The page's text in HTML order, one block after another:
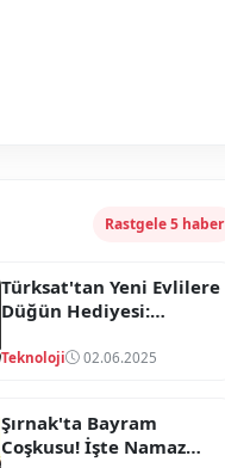
Rastgele 5 haber
Türksat'tan Yeni Evlilere
Düğün Hediyesi:
Teknoloji 02.06.2025
Şırnak'ta Bayram
Coşkusu! İşte Namaz